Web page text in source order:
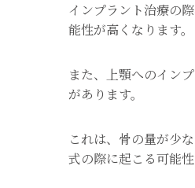
インプラント治療の
能性が高くなります。
また、上顎へのイン
があります。
これは、骨の量が少
式の際に起こる可能性